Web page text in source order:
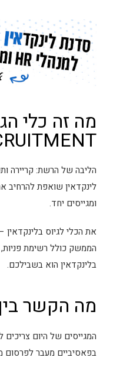
הליבה של הרשת: קריירה
לינקדאין שואפת להרחיב
ומגייסים יחד.
הממשק כולל רשימת פניות,
בלינקדאין הוא בשבילכם.
מה הקשר
בפאסיביים מעבר לפרסום